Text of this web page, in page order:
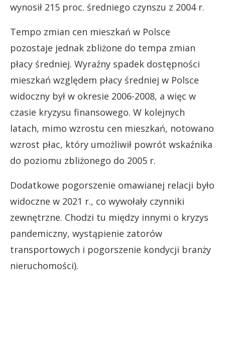
wynosił 215 proc. średniego czynszu z 2004 r.
Tempo zmian cen mieszkań w Polsce
pozostaje jednak zbliżone do tempa zmian
płacy średniej. Wyraźny spadek dostępności
mieszkań względem płacy średniej w Polsce
widoczny był w okresie 2006-2008, a więc w
czasie kryzysu finansowego. W kolejnych
latach, mimo wzrostu cen mieszkań, notowano
wzrost płac, który umożliwił powrót wskaźnika
do poziomu zbliżonego do 2005 r.
Dodatkowe pogorszenie omawianej relacji było
widoczne w 2021 r., co wywołały czynniki
zewnętrzne. Chodzi tu między innymi o kryzys
pandemiczny, wystąpienie zatorów
transportowych i pogorszenie kondycji branży
nieruchomości).